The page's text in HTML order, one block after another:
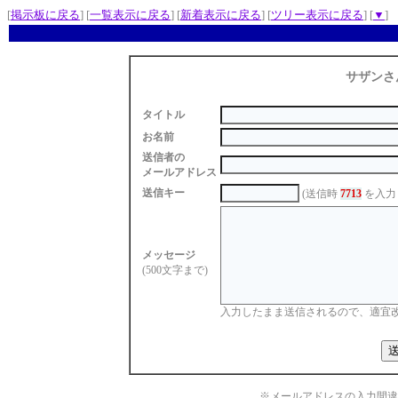
[掲示板に戻る] [一覧表示に戻る] [新着表示に戻る] [ツリー表示に戻る] [▼ ]
サザンさ
タイトル
お名前
送信者の
メールアドレス
送信キー
(送信時 7713を入力
メッセージ
(500文字まで)
入力したまま送信されるので、適宜